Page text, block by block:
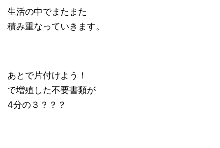
生活の中でまたまた
積み重なっていきます。
あとで片付けよう！
で増殖した不要書類が
4分の３？？？